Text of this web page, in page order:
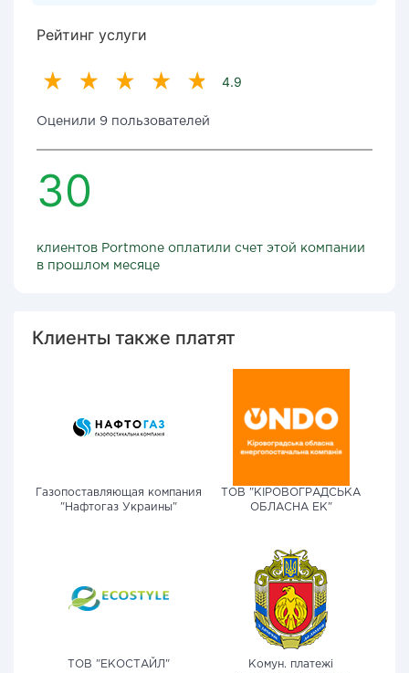
Рейтинг услуги
4.9
Оценили 9 пользователей
30
клиентов Portmone оплатили счет этой компании
в прошлом месяце
Клиенты также платят
Газопоставляющая компания
"Нафтогаз Украины"
ТОВ "КІРОВОГРАДСЬКА
ОБЛАСНА ЕК"
ТОВ "ЕКОСТАЙЛ"
Комун. платежі